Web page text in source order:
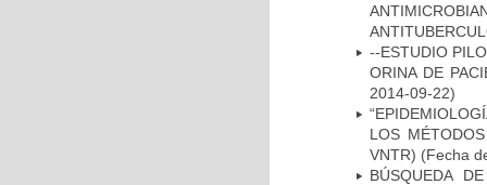
--ESTUDIO
ORINA DE
2014-09-22)
LOS
VNTR) (Fecha
BÚSQUEDA